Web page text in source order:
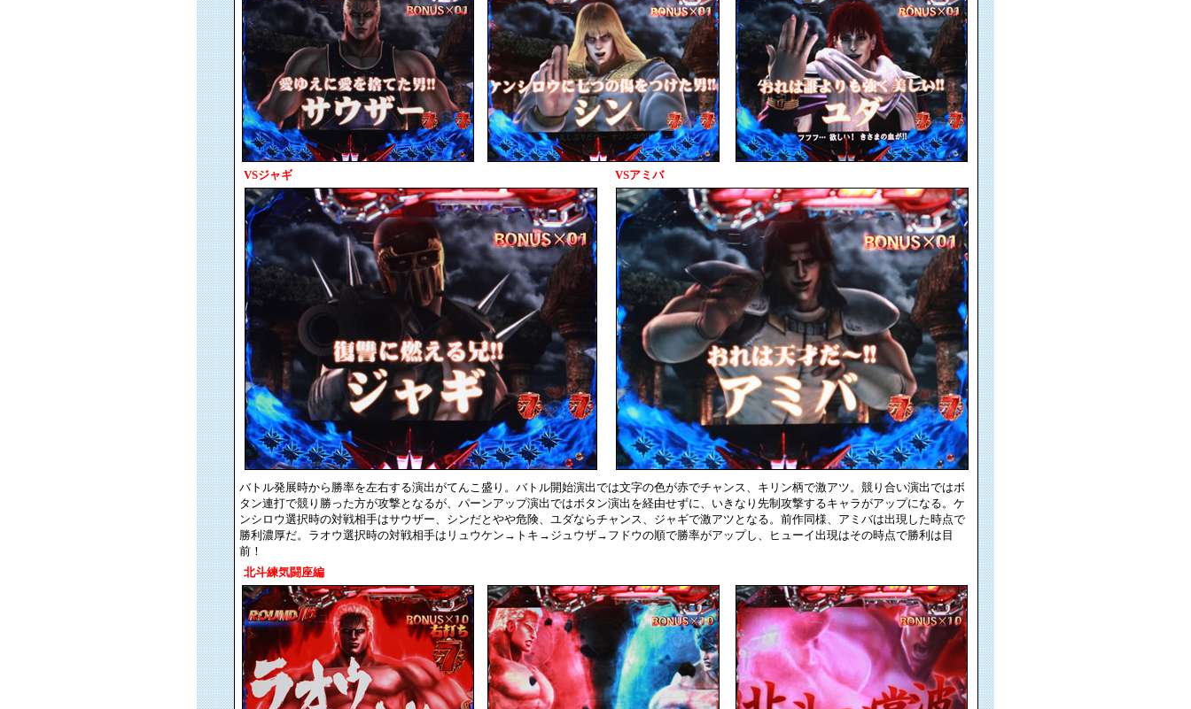
VSジャギ VSアミバ
バトル発展時から勝率を左右する演出がてんこ盛り。バトル開始演出では文字の色が赤でチャンス、キリン柄で激アツ。競り合い演出ではボ
タン連打で競り勝った方が攻撃となるが、パーンアップ演出ではボタン演出を経由せずに、いきなり先制攻撃するキャラがアップになる。ケ
ンシロウ選択時の対戦相手はサウザー、シンだとやや危険、ユダならチャンス、ジャギで激アツとなる。前作同様、アミバは出現した時点で
勝利濃厚だ。ラオウ選択時の対戦相手はリュウケン→トキ→ジュウザ→フドウの順で勝率がアップし、ヒューイ出現はその時点で勝利は目
前！
北斗練気闘座編